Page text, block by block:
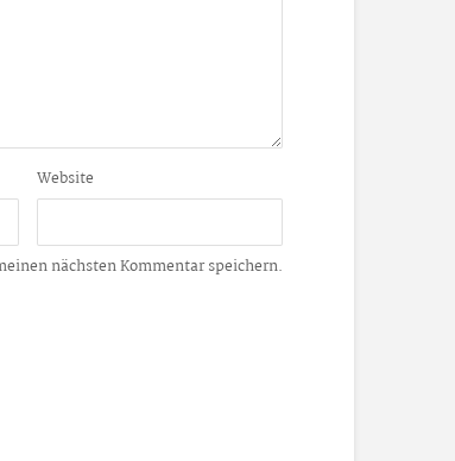
Website
nächsten Kommentar speichern.